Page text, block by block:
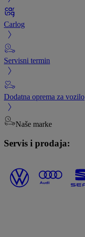
Carlog
Servisni termin
Dodatna oprema za vozilo
Naše marke
Servis i prodaja: